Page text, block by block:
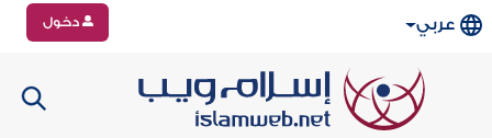
عربي دخول